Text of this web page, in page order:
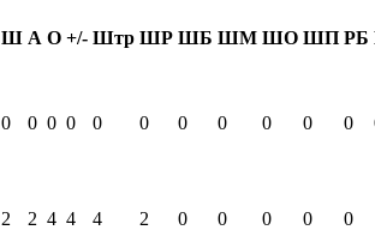
Ш А О +/- Штр ШР ШБ ШМ ШО ШП РБ
0 0 0 0 0 0 0 0 0 0 0
2 2 4 4 4 2 0 0 0 0 0